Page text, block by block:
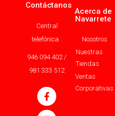
Contáctanos
Central
telefónica :
946 094 402 /
981 333 512
Acerca de
Navarrete
Nosotros
Nuestras
Tiendas
Ventas
Corporativas